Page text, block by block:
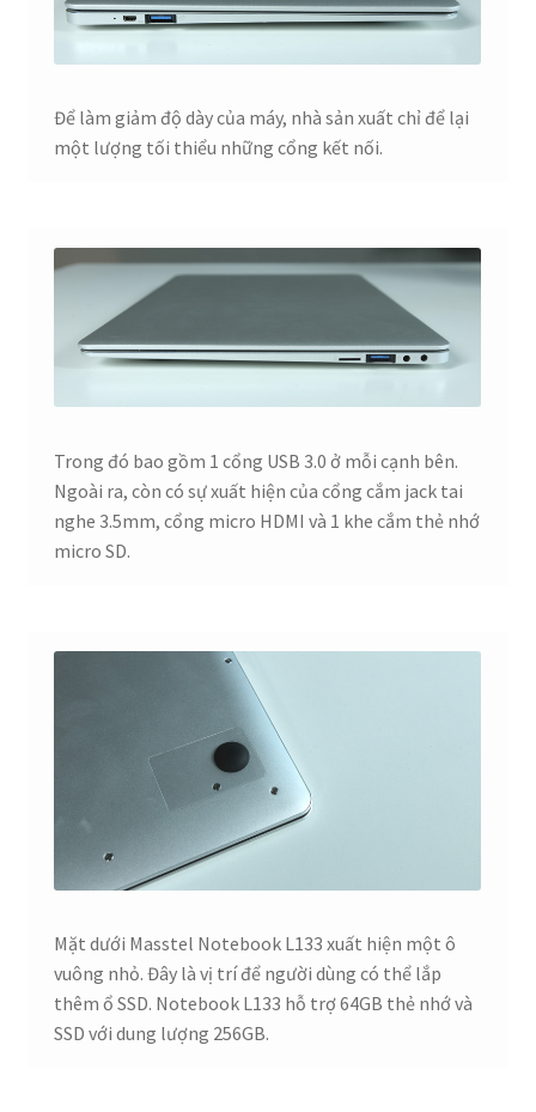
Để làm giảm độ dày của máy, nhà sản xuất chỉ để lại
một lượng tối thiểu những cổng kết nối.
Trong đó bao gồm 1 cổng USB 3.0 ở mỗi cạnh bên.
Ngoài ra, còn có sự xuất hiện của cổng cắm jack tai
nghe 3.5mm, cổng micro HDMI và 1 khe cắm thẻ nhớ
micro SD.
Mặt dưới Masstel Notebook L133 xuất hiện một ô
vuông nhỏ. Đây là vị trí để người dùng có thể lắp
thêm ổ SSD. Notebook L133 hỗ trợ 64GB thẻ nhớ và
SSD với dung lượng 256GB.